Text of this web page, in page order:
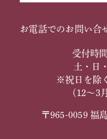
お電話でのお問い合
受付時
土・日
※祝日を除
（12～3
〒965-0059 福